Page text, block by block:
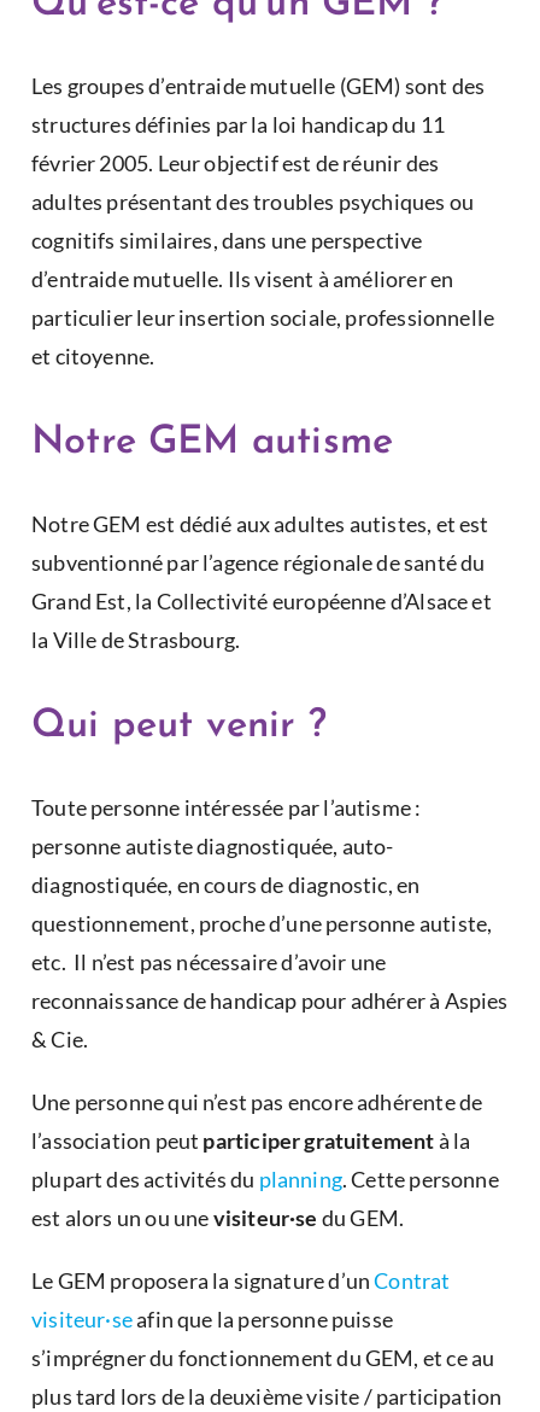
Les groupes d’entraide mutuelle (GEM) sont des
structures définies par la loi handicap du 11
février 2005. Leur objectif est de réunir des
adultes présentant des troubles psychiques ou
cognitifs similaires, dans une perspective
d’entraide mutuelle. Ils visent à améliorer en
particulier leur insertion sociale, professionnelle
et citoyenne.
Notre GEM autisme
Notre GEM est dédié aux adultes autistes, et est
subventionné par l’agence régionale de santé du
Grand Est, la Collectivité européenne d’Alsace et
la Ville de Strasbourg.
Qui peut venir ?
Toute personne intéressée par l’autisme :
personne autiste diagnostiquée, auto-
diagnostiquée, en cours de diagnostic, en
questionnement, proche d’une personne autiste,
etc. Il n’est pas nécessaire d’avoir une
reconnaissance de handicap pour adhérer à Aspies
& Cie.
Une personne qui n’est pas encore adhérente de
l’association peut participer gratuitementà la
plupart des activités du planning. Cette personne
est alors un ou unevisiteur·se du GEM.
Le GEM proposera la signature d’unContrat
visiteur·seafin que la personne puisse
s’imprégner du fonctionnement du GEM, et ce au
plus tard lors de la deuxième visite / participation